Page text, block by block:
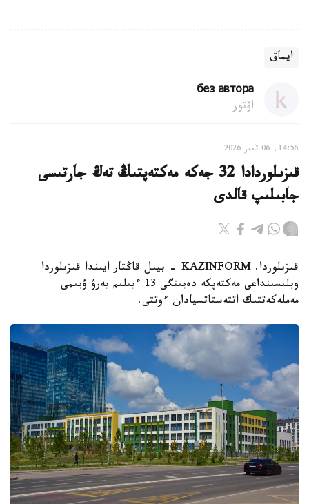
ايماق
без автора
اۆتور
14:56, 06 تامىز 2026
قىزىلوردادا 32 جەكە مەكتەپتىڭ تەڭ جارتىسى
جابىلىپ قالدى
قىزىلوردا. KAZINFORM - بيىل قاڭتار ايىندا قىزىلوردا
وبلىسىنداعى مەكتەپكە دەيىنگى 13 ءبىلىم بەرۋ ۇيىمى
مەملەكەتتىك اتتەستاتسيادان ءوتتى.